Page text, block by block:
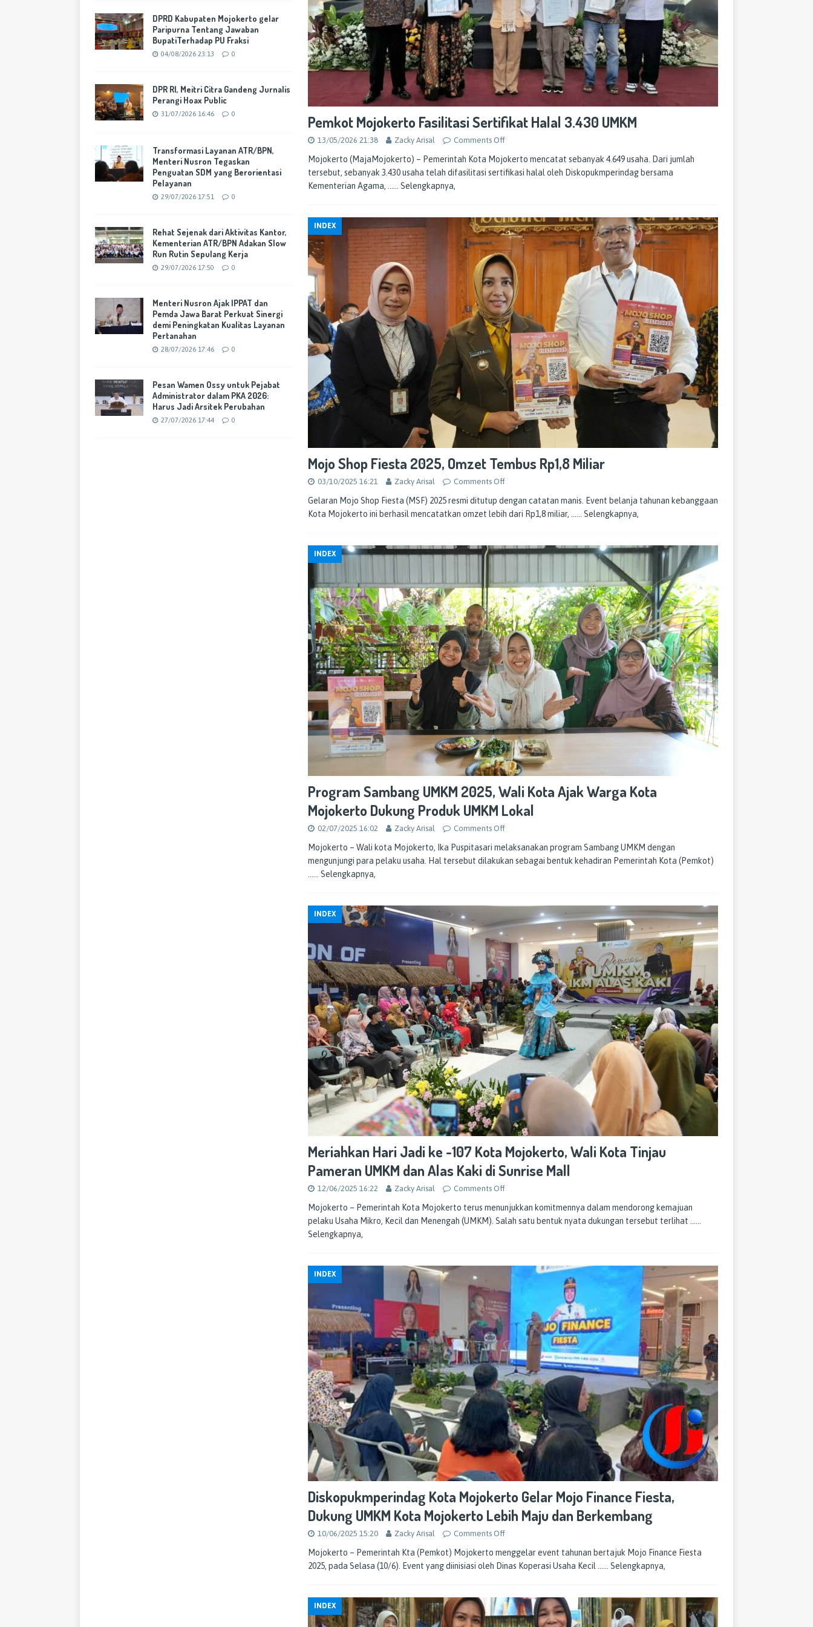
Pemkot Mojokerto Fasilitasi Sertifikat Halal 3.430 UMKM
13/05/2026 21:38 Zacky Arisal Comments Off
Mojokerto (MajaMojokerto) – Pemerintah Kota Mojokerto mencatat sebanyak 4.649 usaha. Dari jumlah
tersebut, sebanyak 3.430 usaha telah difasilitasi sertifikasi halal oleh Diskopukmperindag bersama
Kementerian Agama,
…… Selengkapnya,
INDEX
Mojo Shop Fiesta 2025, Omzet Tembus Rp1,8 Miliar
03/10/2025 16:21 Zacky Arisal Comments Off
Gelaran Mojo Shop Fiesta (MSF) 2025 resmi ditutup dengan catatan manis. Event belanja tahunan kebanggaan
Kota Mojokerto ini berhasil mencatatkan omzet lebih dari Rp1,8 miliar,
…… Selengkapnya,
INDEX
Program Sambang UMKM 2025, Wali Kota Ajak Warga Kota
Mojokerto Dukung Produk UMKM Lokal
02/07/2025 16:02 Zacky Arisal Comments Off
Mojokerto – Wali kota Mojokerto, Ika Puspitasari melaksanakan program Sambang UMKM dengan
mengunjungi para pelaku usaha. Hal tersebut dilakukan sebagai bentuk kehadiran Pemerintah Kota (Pemkot)
…… Selengkapnya,
INDEX
Meriahkan Hari Jadi ke -107 Kota Mojokerto, Wali Kota Tinjau
Pameran UMKM dan Alas Kaki di Sunrise Mall
12/06/2025 16:22 Zacky Arisal Comments Off
Mojokerto – Pemerintah Kota Mojokerto terus menunjukkan komitmennya dalam mendorong kemajuan
pelaku Usaha Mikro, Kecil dan Menengah (UMKM). Salah satu bentuk nyata dukungan tersebut terlihat
Selengkapnya,
INDEX
Diskopukmperindag Kota Mojokerto Gelar Mojo Finance Fiesta,
Dukung UMKM Kota Mojokerto Lebih Maju dan Berkembang
10/06/2025 15:20 Zacky Arisal Comments Off
Mojokerto – Pemerintah Kta (Pemkot) Mojokerto menggelar event tahunan bertajuk Mojo Finance Fiesta
2025, pada Selasa (10/6). Event yang diinisiasi oleh Dinas Koperasi Usaha Kecil
…… Selengkapnya,
INDEX
DPRD Kabupaten Mojokerto gelar
Paripurna Tentang Jawaban
BupatiTerhadap PU Fraksi
04/08/2026 23:13 0
DPR RI, Meitri Citra Gandeng Jurnalis
Perangi Hoax Public
31/07/2026 16:46 0
Transformasi Layanan ATR/BPN,
Menteri Nusron Tegaskan
Penguatan SDM yang Berorientasi
Pelayanan
29/07/2026 17:51 0
Rehat Sejenak dari Aktivitas Kantor,
Kementerian ATR/BPN Adakan Slow
Run Rutin Sepulang Kerja
29/07/2026 17:50 0
Menteri Nusron Ajak IPPAT dan
Pemda Jawa Barat Perkuat Sinergi
demi Peningkatan Kualitas Layanan
Pertanahan
28/07/2026 17:46 0
Pesan Wamen Ossy untuk Pejabat
Administrator dalam PKA 2026:
Harus Jadi Arsitek Perubahan
27/07/2026 17:44 0